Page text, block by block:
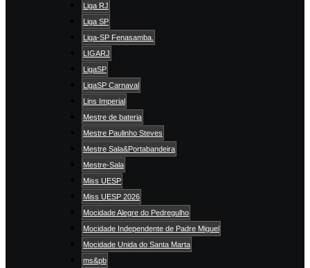
Liga RJ
Liga SP
Liga-SP Fenasamba.
LIGARJ
LigaSP
LigaSP Carnaval
Lins Imperial
Mestre de bateria
Mestre Paulinho Steves
Mestre Sala&Portabandeira
Mestre-Sala
Miss UESP
Miss UESP 2026
Mocidade Alegre do Pedregulho
Mocidade Independente de Padre Miguel
Mocidade Unida do Santa Marta
ms&pb